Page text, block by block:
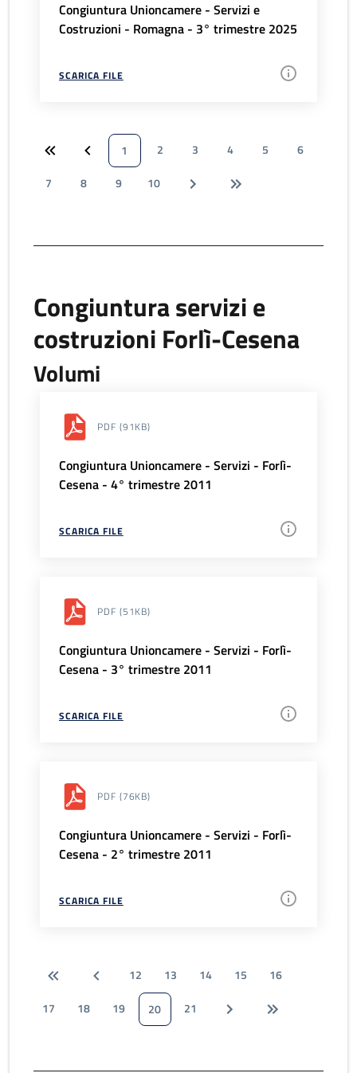
Congiuntura Unioncamere - Servizi e
Costruzioni - Romagna - 3° trimestre 2025
SCARICA FILE
1 2 3 4 5
6
7
8 9 10
Congiuntura servizi e
costruzioni Forlì-Cesena
Volumi
PDF (91KB)
Congiuntura Unioncamere - Servizi - Forlì-
Cesena - 4° trimestre 2011
SCARICA FILE
PDF (51KB)
Congiuntura Unioncamere - Servizi - Forlì-
Cesena - 3° trimestre 2011
SCARICA FILE
PDF (76KB)
Congiuntura Unioncamere - Servizi - Forlì-
Cesena - 2° trimestre 2011
SCARICA FILE
12 13 14 15
16
17
18 19 20 21